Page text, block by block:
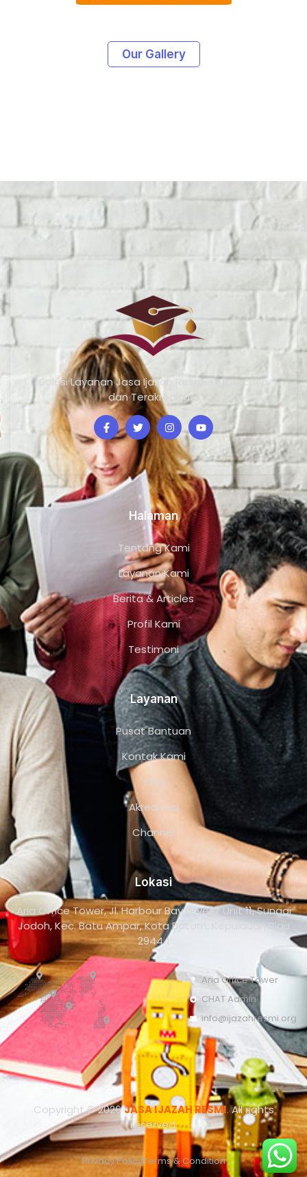
Our Gallery
Solusi Layanan Jasa Ijazah Resmi Terpercaya
dan Terakreditasi.
Halaman
Tentang Kami
Layanan Kami
Berita & Articles
Profil Kami
Testimoni
Layanan
Pusat Bantuan
Kontak Kami
FAQ
Akreditasi
Channel
Lokasi
Aria Office Tower, Jl. Harbour Bay Level 7 Unit 11, Sungai
Jodoh, Kec. Batu Ampar, Kota Batam, Kepulauan Riau
29444
Aria Office Tower
CHAT Admin
info@ijazahresmi.org
Copyright © 2026JASA IJAZAH RESMI.All rights
reserved.
Privacy PolicyTerms & Condition